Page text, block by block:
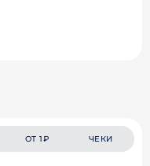
ОТ 1₽ ЧЕКИ